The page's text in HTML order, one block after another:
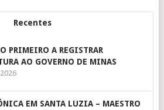
Recentes
PRIMEIRO A REGISTRAR
AO GOVERNO DE MINAS
EM SANTA LUZIA – MAESTRO